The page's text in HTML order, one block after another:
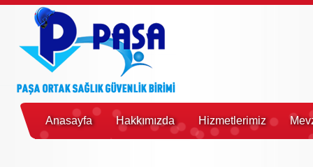
Anasayfa Hakkımızda Hizmetlerimiz